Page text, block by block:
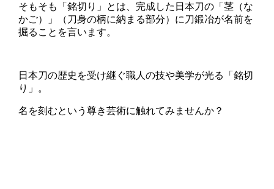
そもそも「銘切り」とは、完成した日本刀の「茎（な
かご）」（刀身の柄に納まる部分）に刀鍛冶が名前を
掘ることを言います。
日本刀の歴史を受け継ぐ職人の技や美学が光る「銘切
り」。
名を刻むという尊き芸術に触れてみませんか？